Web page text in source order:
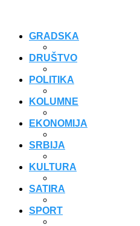
GRADSKA
DRUŠTVO
POLITIKA
KOLUMNE
EKONOMIJA
SRBIJA
KULTURA
SATIRA
SPORT